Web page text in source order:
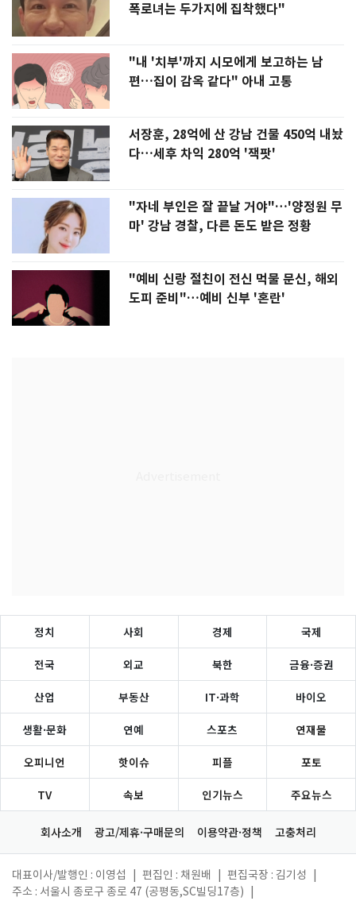
폭로녀는 두가지에 집착했다"
"내 '치부'까지 시모에게 보고하는 남
편…집이 감옥 같다" 아내 고통
서장훈, 28억에 산 강남 건물 450억 내놨
다…세후 차익 280억 '잭팟'
"자네 부인은 잘 끝날 거야"…'양정원 무
마' 강남 경찰, 다른 돈도 받은 정황
"예비 신랑 절친이 전신 먹물 문신, 해외
도피 준비"…예비 신부 '혼란'
정치 사회 경제 국제
전국 외교 북한 금융·증권
산업 부동산 IT·과학 바이오
생활·문화 연예 스포츠 연재물
오피니언 핫이슈 피플 포토
TV 속보 인기뉴스 주요뉴스
회사소개 광고/제휴·구매문의 이용약관·정책 고충처리
대표이사/발행인 : 이영섭 편집인 : 채원배 편집국장 : 김기성
주소 : 서울시 종로구 종로 47 (공평동,SC빌딩17층)